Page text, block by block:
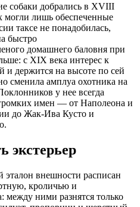
собаки добрались в XVIII
могли лишь обеспеченные
таксе не понадобилась,
быстро
домашнего баловня при
с XIX века интерес к
и держится на высоте по сей
сменила амплуа охотника на
у нее всегда
имен — от Наполеона и
до Жак-Ива Кусто и
экстерьер
внешности расписан
кроличью и
ними разнятся только